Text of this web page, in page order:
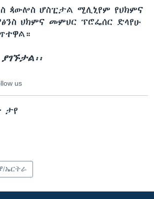
ጳውሎስ ሆስፒታል ሚሊኒየም የህክምና
ህክምና መምህር ፕሮፌሰር ድላየሁ
us
ታየ
ኤርትራ